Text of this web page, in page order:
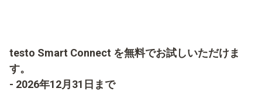
testo Smart Connect を無料でお試しいただけま
す。
- 2026年12月31日まで